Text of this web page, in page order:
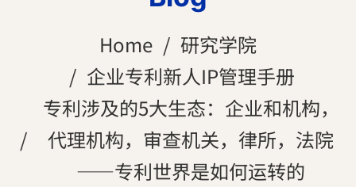
Home
研究学院
企业专利新人IP管理手册
专利涉及的5大生态：企业和机构，
代理机构，审查机关，律所，法院
——专利世界是如何运转的